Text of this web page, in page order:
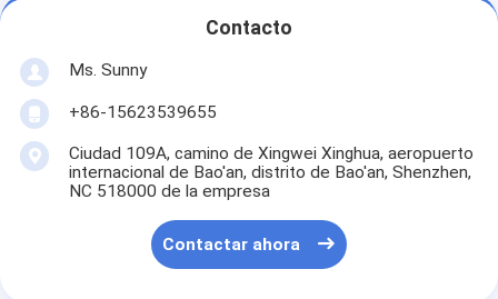
Contacto
Ms. Sunny
+86-15623539655
Ciudad 109A, camino de Xingwei Xinghua, aeropuerto
internacional de Bao'an, distrito de Bao'an, Shenzhen,
NC 518000 de la empresa
Contactar ahora